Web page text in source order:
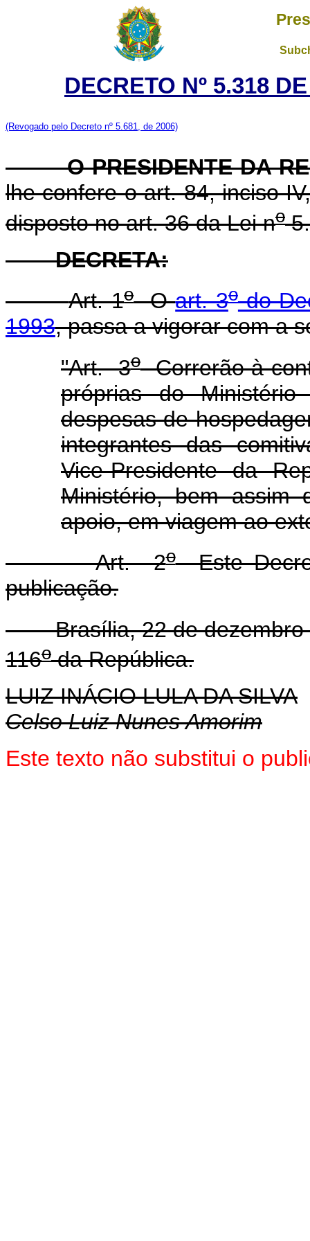
DECRETO Nº 5.318
(Revogado pelo Decreto nº 5.681, de 2006)
O PRESIDENTE DA
lhe confere o art. 84, inciso
disposto no art. 36 da Lei no
DECRETA:
Art. 1oOart. 3odo
1993, passa a vigorar com a
"Art. 3oCorrerão à
próprias do
despesas de
integrantes das
Vice-Presidente da
Ministério, bem assim
apoio, em viagem ao
Art. 2oEste
publicação.
Brasília, 22 de dezembro
116oda República.
LUIZ INÁCIO LULA DA SILVA
Celso Luiz Nunes Amorim
Este texto não substitui o